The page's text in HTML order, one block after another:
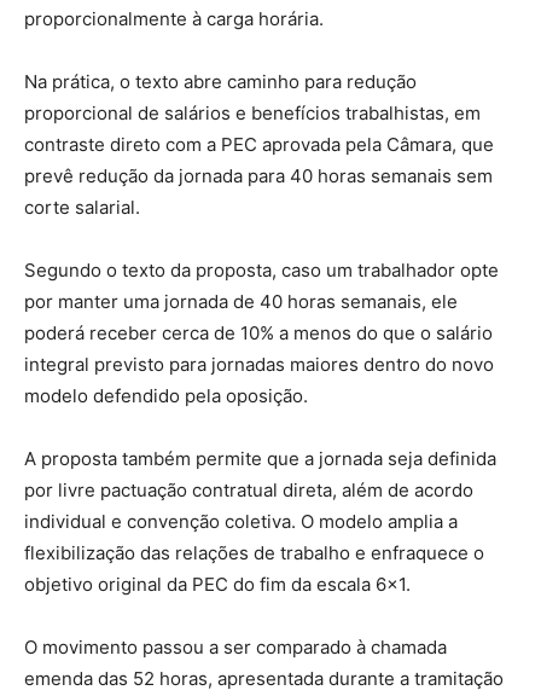
proporcionalmente à carga horária.
Na prática, o texto abre caminho para redução
proporcional de salários e benefícios trabalhistas, em
contraste direto com a PEC aprovada pela Câmara, que
prevê redução da jornada para 40 horas semanais sem
corte salarial.
Segundo o texto da proposta, caso um trabalhador opte
por manter uma jornada de 40 horas semanais, ele
poderá receber cerca de 10% a menos do que o salário
integral previsto para jornadas maiores dentro do novo
modelo defendido pela oposição.
A proposta também permite que a jornada seja definida
por livre pactuação contratual direta, além de acordo
individual e convenção coletiva. O modelo amplia a
flexibilização das relações de trabalho e enfraquece o
objetivo original da PEC do fim da escala 6×1.
O movimento passou a ser comparado à chamada
emenda das 52 horas, apresentada durante a tramitação